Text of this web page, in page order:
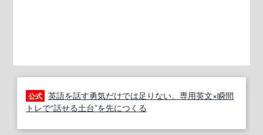
公式 英語を話す勇気だけでは足りない。専用英文×瞬間
トレで“話せる土台”を先につくる